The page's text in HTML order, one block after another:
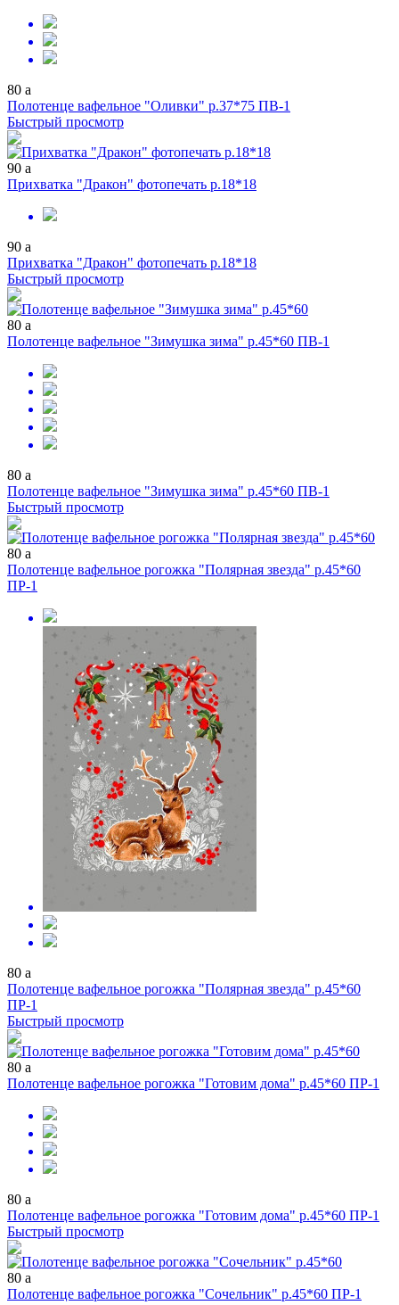
80 a
Полотенце вафельное "Оливки" р.37*75 ПВ-1
Быстрый просмотр
90 a
Прихватка "Дракон" фотопечать р.18*18
90 a
Прихватка "Дракон" фотопечать р.18*18
Быстрый просмотр
80 a
Полотенце вафельное "Зимушка зима" р.45*60 ПВ-1
80 a
Полотенце вафельное "Зимушка зима" р.45*60 ПВ-1
Быстрый просмотр
80 a
Полотенце вафельное рогожка "Полярная звезда" р.45*60
ПР-1
80 a
Полотенце вафельное рогожка "Полярная звезда" р.45*60
ПР-1
Быстрый просмотр
80 a
Полотенце вафельное рогожка "Готовим дома" р.45*60 ПР-1
80 a
Полотенце вафельное рогожка "Готовим дома" р.45*60 ПР-1
Быстрый просмотр
80 a
Полотенце вафельное рогожка "Сочельник" р.45*60 ПР-1